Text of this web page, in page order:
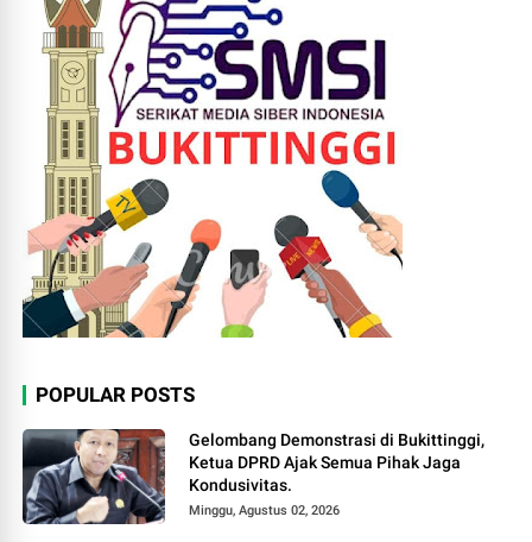
POPULAR POSTS
Gelombang Demonstrasi di Bukittinggi,
Ketua DPRD Ajak Semua Pihak Jaga
Kondusivitas.
Minggu, Agustus 02, 2026